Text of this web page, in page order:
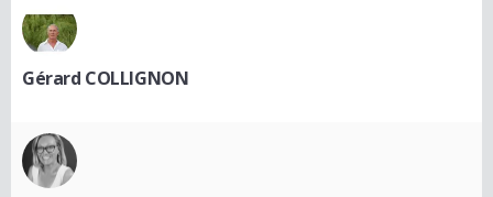
Gérard COLLIGNON